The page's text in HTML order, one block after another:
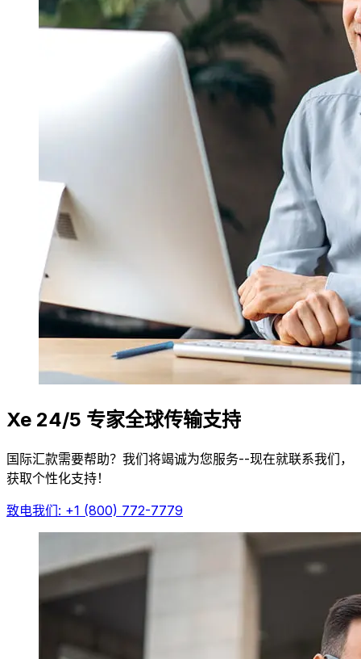
Xe 24/5 专家全球传输支持
国际汇款需要帮助？我们将竭诚为您服务--现在就联系我们，
获取个性化支持！
致电我们: +1 (800) 772-7779